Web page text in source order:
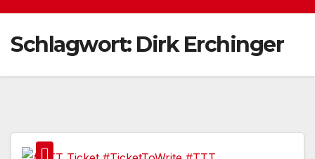
Schlagwort: Dirk Erchinger